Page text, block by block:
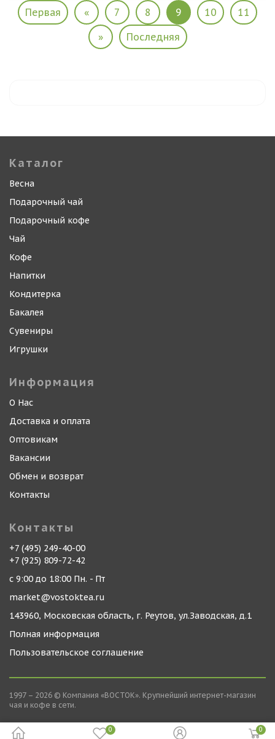
0 0
Первая « 7 8 9 10
11
»
Последняя
Каталог
Весна
Подарочный чай
Подарочный кофе
Чай
Кофе
Напитки
Кондитерка
Бакалея
Сувениры
Игрушки
Информация
О Нас
Доставка и оплата
Оптовикам
Вакансии
Обмен и возврат
Контакты
Контакты
+7 (495) 249-40-00
+7 (925) 809-72-42
с 9:00 до 18:00 Пн. - Пт
market@vostoktea.ru
143960, Московская область, г. Реутов, ул.Заводская, д.1
Полная информация
Пользовательское соглашение
1997 – 2026 © Компания «ВОСТОК». Крупнейший интернет-магазин
чая и кофе в сети.